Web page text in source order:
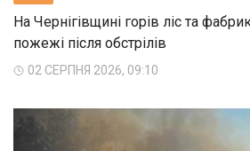
На Чернігівщині горів ліс та
пожежі після обстрілів
02 СЕРПНЯ 2026, 09:10